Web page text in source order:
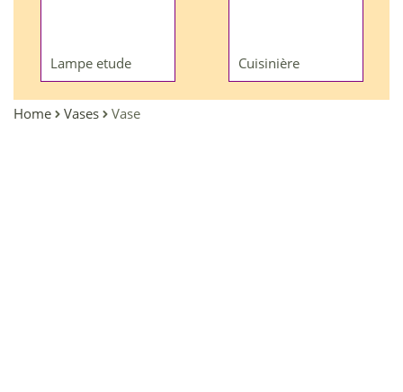
Lampe etude Cuisinière
Home Vases Vase